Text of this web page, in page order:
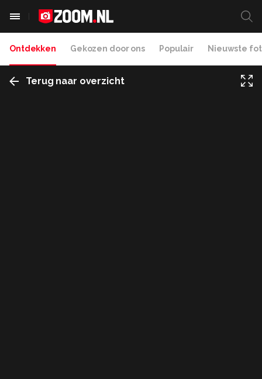
Ontdekken Gekozen door ons Populair Nieuwste
Terug naar overzicht